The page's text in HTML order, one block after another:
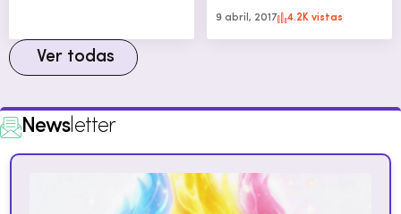
9 abril, 2017 4.2K vistas
Ver todas
Newsletter